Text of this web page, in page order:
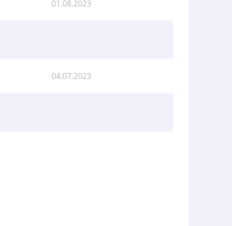
01.08.2023
04.07.2023